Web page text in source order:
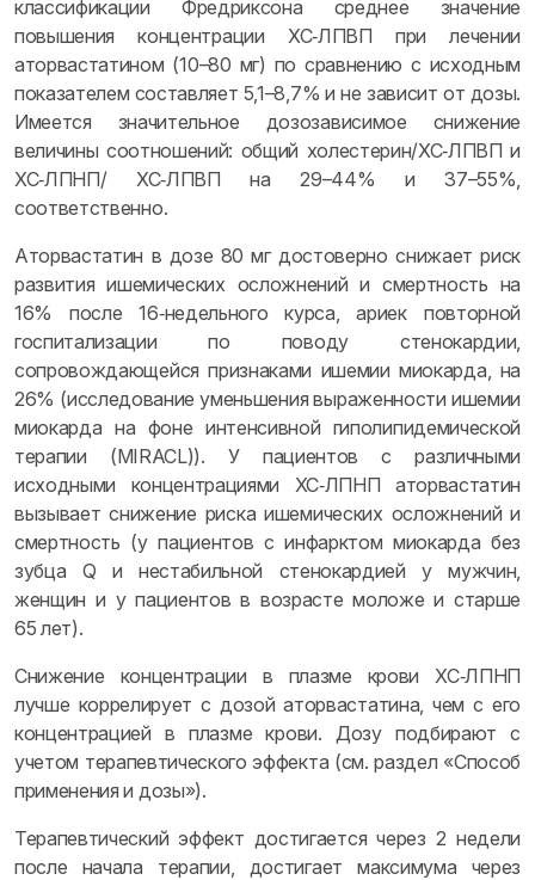
классификации Фредриксона среднее значение
повышения концентрации ХС‑ЛПВП при лечении
аторвастатином (10–80 мг) по сравнению с исходным
показателем составляет 5,1–8,7% и не зависит от дозы.
Имеется значительное дозозависимое снижение
величины соотношений: общий холестерин/ХС‑ЛПВП и
ХС‑ЛПНП/ ХС‑ЛПВП на 29–44% и 37–55%,
соответственно.
Аторвастатин в дозе 80 мг достоверно снижает риск
развития ишемических осложнений и смертность на
16% после 16‑недельного курса, ариек повторной
госпитализации по поводу стенокардии,
сопровождающейся признаками ишемии миокарда, на
26% (исследование уменьшения выраженности ишемии
миокарда на фоне интенсивной гиполипидемической
терапии (MIRACL)). У пациентов с различными
исходными концентрациями ХС‑ЛПНП аторвастатин
вызывает снижение риска ишемических осложнений и
смертность (у пациентов с инфарктом миокарда без
зубца Q и нестабильной стенокардией у мужчин,
женщин и у пациентов в возрасте моложе и старше
65 лет).
Снижение концентрации в плазме крови ХС‑ЛПНП
лучше коррелирует с дозой аторвастатина, чем с его
концентрацией в плазме крови. Дозу подбирают с
учетом терапевтического эффекта (см. раздел «Способ
применения и дозы»).
Терапевтический эффект достигается через 2 недели
после начала терапии, достигает максимума через